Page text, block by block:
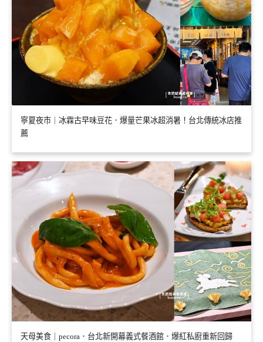
寧夏夜市｜冰霖古早味豆花．爆量芒果冰超消暑！台北傳統冰店推
薦
天母美食｜pecora．台北新開幕義式餐酒館．爆紅私廚重新回歸